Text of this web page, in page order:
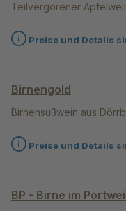
Teilvergorener
Preise und Details
Birnengold
Birnensüßwein aus
Preise und Details
BP - Birne im